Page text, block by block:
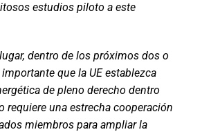
estudios piloto a este
dentro de los próximos dos o
que la UE establezca
de pleno derecho dentro
requiere una estrecha cooperación
miembros para ampliar la